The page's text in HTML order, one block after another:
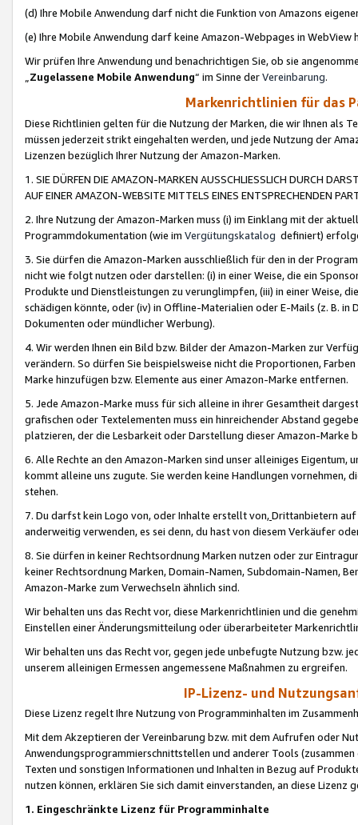
(d) Ihre Mobile Anwendung darf nicht die Funktion von Amazons
(e) Ihre Mobile Anwendung darf keine Amazon-Webpages in WebView
Wir prüfen Ihre Anwendung und benachrichtigen Sie, ob sie
„Zugelassene Mobile Anwendung“ im Sinne derVereinbarung.
Markenrichtlinien für das
Diese Richtlinien gelten für die Nutzung der Marken, die wir Ihnen als
müssen jederzeit strikt eingehalten werden, und jede Nutzung der
Lizenzen bezüglich Ihrer Nutzung der Amazon-Marken.
1. SIE DÜRFEN DIE AMAZON-MARKEN AUSSCHLIESSLICH DURCH
AUF EINER AMAZON-WEBSITE MITTELS EINES ENTSPRECHENDEN
2. Ihre Nutzung der Amazon-Marken muss (i) im Einklang mit der
Programmdokumentation (wie im Vergütungskatalog definiert)
3. Sie dürfen die Amazon-Marken ausschließlich für den in der
nicht wie folgt nutzen oder darstellen: (i) in einer Weise, die ein
Produkte und Dienstleistungen zu verunglimpfen, (iii) in einer Weise,
schädigen könnte, oder (iv) in Offline-Materialien oder E-Mails (z. B. in
Dokumenten oder mündlicher Werbung).
4. Wir werden Ihnen ein Bild bzw. Bilder der Amazon-Marken zur
verändern. So dürfen Sie beispielsweise nicht die Proportionen,
Marke hinzufügen bzw. Elemente aus einer Amazon-Marke entfernen.
5. Jede Amazon-Marke muss für sich alleine in ihrer Gesamtheit
grafischen oder Textelementen muss ein hinreichender Abstand
platzieren, der die Lesbarkeit oder Darstellung dieser Amazon-Marke
6. Alle Rechte an den Amazon-Marken sind unser alleiniges
kommt alleine uns zugute. Sie werden keine Handlungen vornehmen,
stehen.
7. Du darfst kein Logo von, oder Inhalte erstellt von,Drittanbietern auf
anderweitig verwenden, es sei denn, du hast von diesem Verkäufer
8. Sie dürfen in keiner Rechtsordnung Marken nutzen oder zur
keiner Rechtsordnung Marken, Domain-Namen, Subdomain-Namen,
Amazon-Marke zum Verwechseln ähnlich sind.
Wir behalten uns das Recht vor, diese Markenrichtlinien und die
Einstellen einer Änderungsmitteilung oder überarbeiteter
Wir behalten uns das Recht vor, gegen jede unbefugte Nutzung bzw.
unserem alleinigen Ermessen angemessene Maßnahmen zu ergreifen.
IP-Lizenz- und
Diese Lizenz regelt Ihre Nutzung von Programminhalten im
Mit dem Akzeptieren der Vereinbarung bzw. mit dem Aufrufen oder
Anwendungsprogrammierschnittstellen und anderer Tools (zusammen
Texten und sonstigen Informationen und Inhalten in Bezug auf
nutzen können, erklären Sie sich damit einverstanden, an diese Lizenz
1. Eingeschränkte Lizenz für Programminhalte